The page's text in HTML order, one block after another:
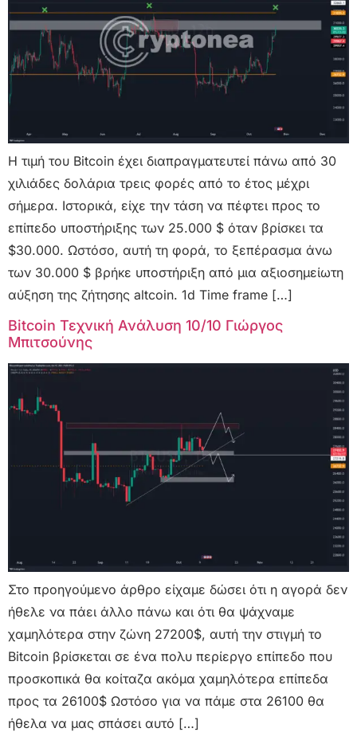
Η τιμή του Bitcoin έχει διαπραγματευτεί πάνω από 30
χιλιάδες δολάρια τρεις φορές από το έτος μέχρι
σήμερα. Ιστορικά, είχε την τάση να πέφτει προς το
επίπεδο υποστήριξης των 25.000 $ όταν βρίσκει τα
$30.000. Ωστόσο, αυτή τη φορά, το ξεπέρασμα άνω
των 30.000 $ βρήκε υποστήριξη από μια αξιοσημείωτη
αύξηση της ζήτησης altcoin. 1d Time frame […]
Bitcoin Τεχνική Ανάλυση 10/10 Γιώργος
Μπιτσούνης
Στο προηγούμενο άρθρο είχαμε δώσει ότι η αγορά δεν
ήθελε να πάει άλλο πάνω και ότι θα ψάχναμε
χαμηλότερα στην ζώνη 27200$, αυτή την στιγμή το
Bitcoin βρίσκεται σε ένα πολυ περίεργο επίπεδο που
προσκοπικά θα κοίταζα ακόμα χαμηλότερα επίπεδα
προς τα 26100$ Ωστόσο για να πάμε στα 26100 θα
ήθελα να μας σπάσει αυτό […]